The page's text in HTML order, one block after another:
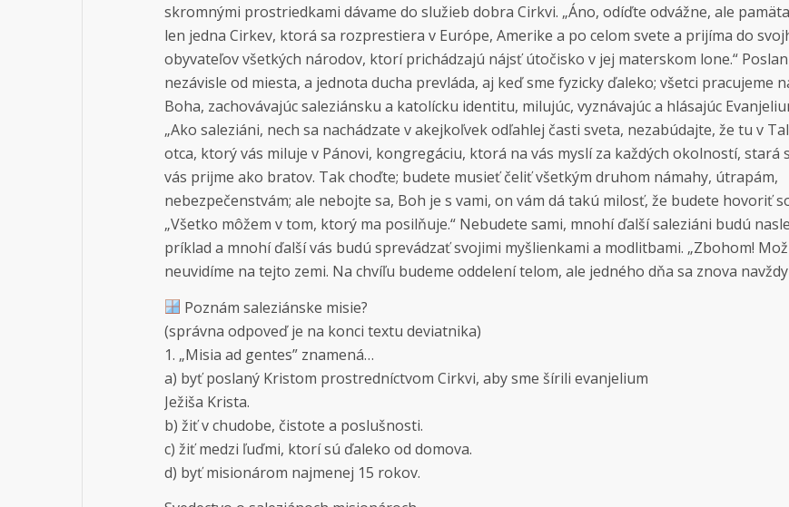
skromnými prostriedkami dávame do služieb dobra Cirkvi. „Áno, odíďte odvážne, ale
len jedna Cirkev, ktorá sa rozprestiera v Európe, Amerike a po celom svete a prijíma do
obyvateľov všetkých národov, ktorí prichádzajú nájsť útočisko v jej materskom lone.“
nezávisle od miesta, a jednota ducha prevláda, aj keď sme fyzicky ďaleko; všetci pracujeme
Boha, zachovávajúc saleziánsku a katolícku identitu, milujúc, vyznávajúc a hlásajúc
„Ako saleziáni, nech sa nachádzate v akejkoľvek odľahlej časti sveta, nezabúdajte, že tu v
otca, ktorý vás miluje v Pánovi, kongregáciu, ktorá na vás myslí za každých okolností, stará
vás prijme ako bratov. Tak choďte; budete musieť čeliť všetkým druhom námahy, útrapám,
nebezpečenstvám; ale nebojte sa, Boh je s vami, on vám dá takú milosť, že budete hovoriť
„Všetko môžem v tom, ktorý ma posilňuje.“ Nebudete sami, mnohí ďalší saleziáni budú
príklad a mnohí ďalší vás budú sprevádzať svojimi myšlienkami a modlitbami. „Zbohom!
neuvidíme na tejto zemi. Na chvíľu budeme oddelení telom, ale jedného dňa sa znova
Poznám saleziánske misie?
(správna odpoveď je na konci textu deviatnika)
1. „Misia ad gentes” znamená…
a) byť poslaný Kristom prostredníctvom Cirkvi, aby sme šírili evanjelium
Ježiša Krista.
b) žiť v chudobe, čistote a poslušnosti.
c) žiť medzi ľuďmi, ktorí sú ďaleko od domova.
d) byť misionárom najmenej 15 rokov.